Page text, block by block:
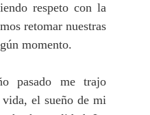
respeto con la
retomar nuestras
momento.
pasado me trajo
el sueño de mi